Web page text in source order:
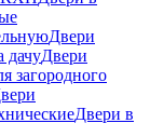
Двери
дачуДвери
загородного
Двери в